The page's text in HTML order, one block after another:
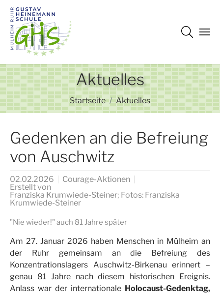
Zum Hauptinhalt springen
Aktuelles
Sie sind hier:
Startseite Aktuelles
Gedenken an die Befreiung
von Auschwitz
02.02.2026
Courage-Aktionen
Erstellt von
Franziska Krumwiede-Steiner; Fotos: Franziska
Krumwiede-Steiner
"Nie wieder!" auch 81 Jahre später
Am 27. Januar 2026 haben Menschen in Mülheim an
der Ruhr gemeinsam an die Befreiung des
Konzentrationslagers Auschwitz-Birkenau erinnert –
genau 81 Jahre nach diesem historischen Ereignis.
Anlass war der internationale Holocaust-Gedenktag,